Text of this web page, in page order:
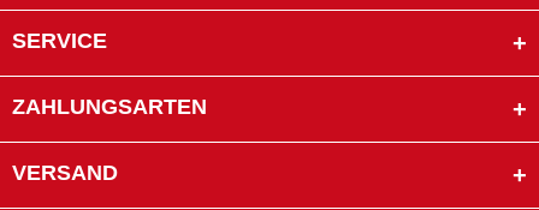
SERVICE
ZAHLUNGSARTEN
VERSAND